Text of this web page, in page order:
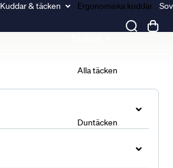
Kuddar & täcken Ergonomiska kuddar
Alla täcken
Duntäcken